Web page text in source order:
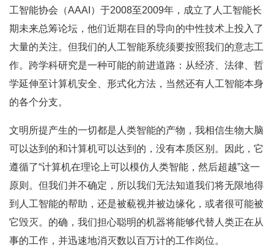
工智能协会（AAAI）于2008至2009年，成立了人工智能长
期未来总筹论坛，他们近期在目的导向的中性技术上投入了
大量的关注。但我们的人工智能系统须要按照我们的意志工
作。跨学科研究是一种可能的前进道路：从经济、法律、哲
学延伸至计算机安全、形式化方法，当然还有人工智能本身
的各个分支。
文明所提产生的一切都是人类智能的产物，我相信生物大脑
可以达到的和计算机可以达到的，没有本质区别。因此，它
遵循了“计算机在理论上可以模仿人类智能，然后超越”这一
原则。但我们并不确定，所以我们无法知道我们将无限地得
到人工智能的帮助，还是被藐视并被边缘化，或者很可能被
它毁灭。的确，我们担心聪明的机器将能够代替人类正在从
事的工作，并迅速地消灭数以百万计的工作岗位。